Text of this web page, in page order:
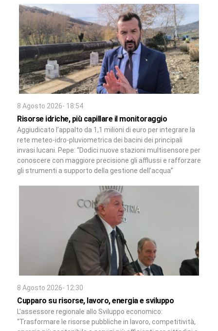
8 Agosto 2026- 18:54
Risorse idriche, più capillare il monitoraggio
Aggiudicato l’appalto da 1,1 milioni di euro per integrare la
rete meteo-idro-pluviometrica dei bacini dei principali
invasi lucani. Pepe: “Dodici nuove stazioni multisensore per
conoscere con maggiore precisione gli afflussi e rafforzare
gli strumenti a supporto della gestione dell’acqua”
8 Agosto 2026- 12:30
Cupparo su risorse, lavoro, energia e sviluppo
L’assessore regionale allo Sviluppo economico:
“Trasformare le risorse pubbliche in lavoro, competitività,